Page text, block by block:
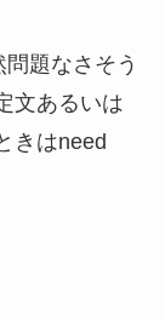
問題なさそう
文あるいは
きはneed